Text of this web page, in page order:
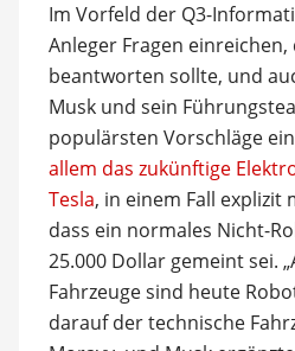
Im Vorfeld der Q3-
Anleger Fragen
beantworten sollte, und
Musk und sein
populärsten Vorschläge
allem das zukünftige
Tesla, in einem Fall explizit
dass ein normales Nicht-
25.000 Dollar gemeint sei.
Fahrzeuge sind heute
darauf der technische